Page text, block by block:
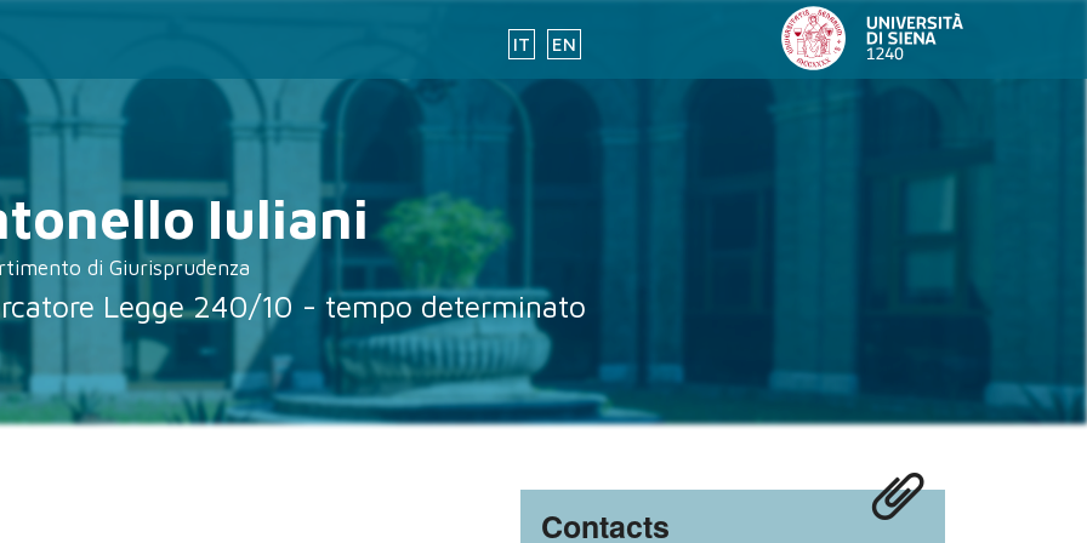
IT EN
Iuliani
di Giurisprudenza
Legge 240/10 - tempo determinato
Contacts